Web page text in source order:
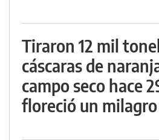
Tiraron 12 mil
cáscaras de
campo seco hace
floreció un milagro